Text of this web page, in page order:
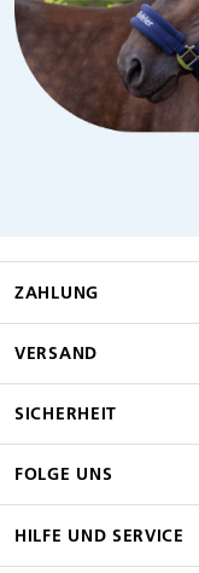
ZAHLUNG
VERSAND
SICHERHEIT
FOLGE UNS
HILFE UND SERVICE